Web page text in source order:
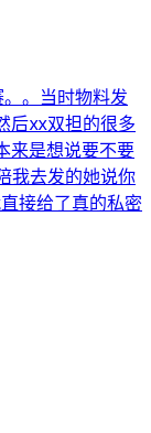
。当时物料发
后xx双担的很多
来是想说要不要
我去发的她说你
接给了真的私密